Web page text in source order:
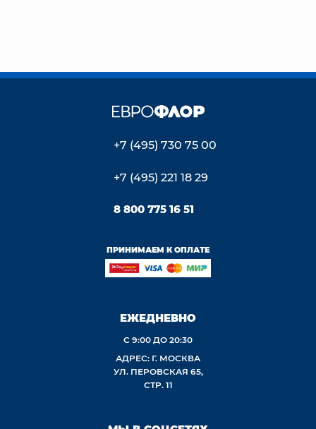
+7 (495) 730 75 00
+7 (495) 221 18 29
8 800 775 16 51
ПРИНИМАЕМ К ОПЛАТЕ
ЕЖЕДНЕВНО
С 9:00 ДО 20:30
АДРЕС: Г. МОСКВА
УЛ. ПЕРОВСКАЯ 65,
СТР. 11